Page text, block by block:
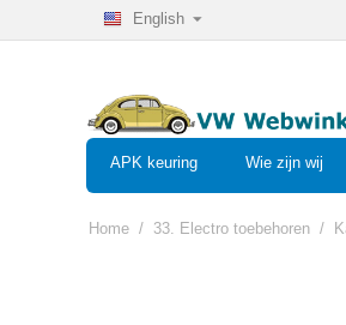
English
APK keuring Wie zijn wij
Home / 33. Electro toebehoren /